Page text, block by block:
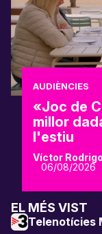
AUDIÈNCIES
«Joc de
millor
l'estiu
Víctor Rodrigo
06/08/2026
EL MÉS VIST
Telenotícies